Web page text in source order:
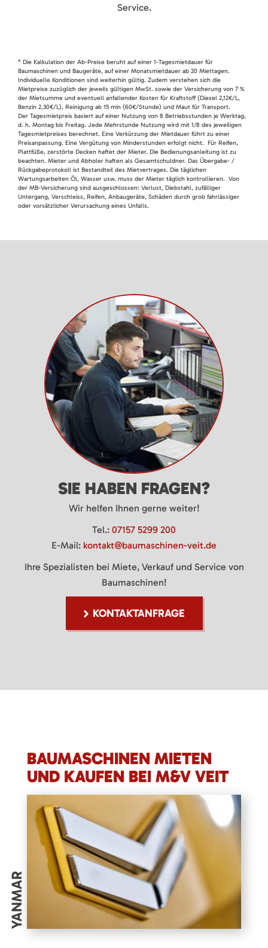
Service.
* Die Kalkulation der Ab-Preise beruht auf einer 1-Tagesmietdauer für
Baumaschinen und Baugeräte, auf einer Monatsmietdauer ab 20 Miettagen.
Individuelle Konditionen sind weiterhin gültig. Zudem verstehen sich die
Mietpreise zuzüglich der jeweils gültigen MwSt. sowie der Versicherung von 7 %
der Mietsumme und eventuell anfallender Kosten für Kraftstoff (Diesel 2,12€/L,
Benzin 2,30€/L), Reinigung ab 15 min (60€/Stunde) und Maut für Transport.
Der Tagesmietpreis basiert auf einer Nutzung von 8 Betriebsstunden je Werktag,
d. h. Montag bis Freitag. Jede Mehrstunde Nutzung wird mit 1/8 des jeweiligen
Tagesmietpreises berechnet. Eine Verkürzung der Mietdauer führt zu einer
Preisanpassung. Eine Vergütung von Minderstunden erfolgt nicht. Für Reifen,
Plattfüße, zerstörte Decken haftet der Mieter. Die Bedienungsanleitung ist zu
beachten. Mieter und Abholer haften als Gesamtschuldner. Das Übergabe- /
Rückgabeprotokoll ist Bestandteil des Mietvertrages. Die täglichen
Wartungsarbeiten Öl, Wasser usw. muss der Mieter täglich kontrollieren. Von
der MB-Versicherung sind ausgeschlossen: Verlust, Diebstahl, zufälliger
Untergang, Verschleiss, Reifen, Anbaugeräte, Schäden durch grob fahrlässiger
oder vorsätzlicher Verursachung eines Unfalls.
SIE HABEN FRAGEN?
Wir helfen Ihnen gerne weiter!
Tel.: 07157 5299 200
E-Mail: kontakt@baumaschinen-veit.de
Ihre Spezialisten bei Miete, Verkauf und Service von
Baumaschinen!
KONTAKTANFRAGE
BAUMASCHINEN MIETEN
UND KAUFEN BEI M&V VEIT
YANMAR